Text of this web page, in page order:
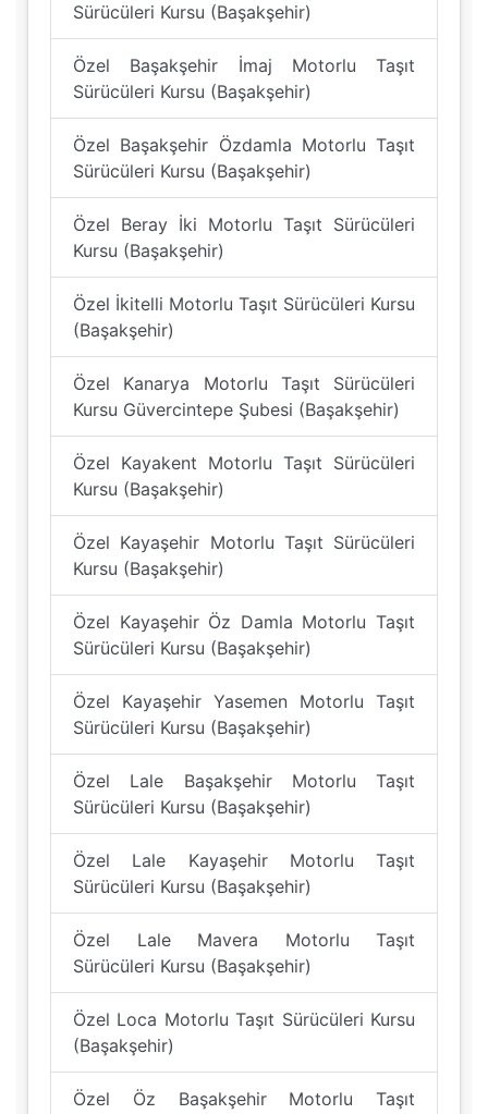
Sürücüleri Kursu (Başakşehir)
Özel Başakşehir İmaj Motorlu Taşıt
Sürücüleri Kursu (Başakşehir)
Özel Başakşehir Özdamla Motorlu Taşıt
Sürücüleri Kursu (Başakşehir)
Özel Beray İki Motorlu Taşıt Sürücüleri
Kursu (Başakşehir)
Özel İkitelli Motorlu Taşıt Sürücüleri Kursu
(Başakşehir)
Özel Kanarya Motorlu Taşıt Sürücüleri
Kursu Güvercintepe Şubesi (Başakşehir)
Özel Kayakent Motorlu Taşıt Sürücüleri
Kursu (Başakşehir)
Özel Kayaşehir Motorlu Taşıt Sürücüleri
Kursu (Başakşehir)
Özel Kayaşehir Öz Damla Motorlu Taşıt
Sürücüleri Kursu (Başakşehir)
Özel Kayaşehir Yasemen Motorlu Taşıt
Sürücüleri Kursu (Başakşehir)
Özel Lale Başakşehir Motorlu Taşıt
Sürücüleri Kursu (Başakşehir)
Özel Lale Kayaşehir Motorlu Taşıt
Sürücüleri Kursu (Başakşehir)
Özel Lale Mavera Motorlu Taşıt
Sürücüleri Kursu (Başakşehir)
Özel Loca Motorlu Taşıt Sürücüleri Kursu
(Başakşehir)
Özel Öz Başakşehir Motorlu Taşıt